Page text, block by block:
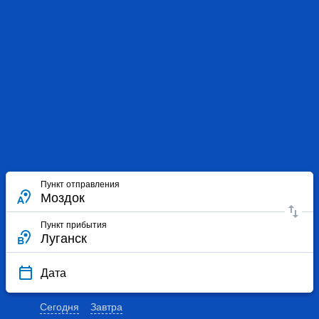
Пункт отправления
Пункт прибытия
Дата
Сегодня Завтра